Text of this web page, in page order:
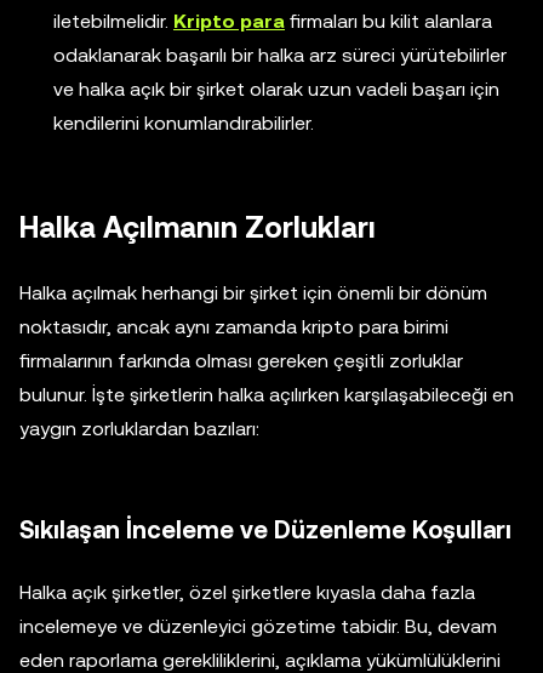
iletebilmelidir. Kripto para firmaları bu kilit alanlara
odaklanarak başarılı bir halka arz süreci yürütebilirler
ve halka açık bir şirket olarak uzun vadeli başarı için
kendilerini konumlandırabilirler.
Halka Açılmanın Zorlukları
Halka açılmak herhangi bir şirket için önemli bir dönüm
noktasıdır, ancak aynı zamanda kripto para birimi
firmalarının farkında olması gereken çeşitli zorluklar
bulunur. İşte şirketlerin halka açılırken karşılaşabileceği en
yaygın zorluklardan bazıları:
Sıkılaşan İnceleme ve Düzenleme Koşulları
Halka açık şirketler, özel şirketlere kıyasla daha fazla
incelemeye ve düzenleyici gözetime tabidir. Bu, devam
eden raporlama gerekliliklerini, açıklama yükümlülüklerini